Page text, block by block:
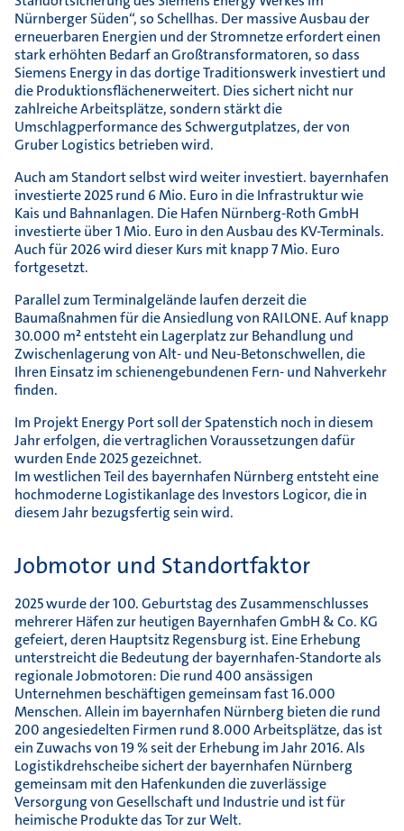
Nürnberger Süden“, so Schellhas. Der massive Ausbau der
erneuerbaren Energien und der Stromnetze erfordert einen
stark erhöhten Bedarf an Großtransformatoren, so dass
Siemens Energy in das dortige Traditionswerk investiert und
die Produktionsflächenerweitert. Dies sichert nicht nur
zahlreiche Arbeitsplätze, sondern stärkt die
Umschlagperformance des Schwergutplatzes, der von
Gruber Logistics betrieben wird.
Auch am Standort selbst wird weiter investiert. bayernhafen
investierte 2025 rund 6 Mio. Euro in die Infrastruktur wie
Kais und Bahnanlagen. Die Hafen Nürnberg-Roth GmbH
investierte über 1 Mio. Euro in den Ausbau des KV-Terminals.
Auch für 2026 wird dieser Kurs mit knapp 7 Mio. Euro
fortgesetzt.
Parallel zum Terminalgelände laufen derzeit die
Baumaßnahmen für die Ansiedlung von RAILONE. Auf knapp
30.000 m² entsteht ein Lagerplatz zur Behandlung und
Zwischenlagerung von Alt- und Neu-Betonschwellen, die
Ihren Einsatz im schienengebundenen Fern- und Nahverkehr
finden.
Im Projekt Energy Port soll der Spatenstich noch in diesem
Jahr erfolgen, die vertraglichen Voraussetzungen dafür
wurden Ende 2025 gezeichnet.
Im westlichen Teil des bayernhafen Nürnberg entsteht eine
hochmoderne Logistikanlage des Investors Logicor, die in
diesem Jahr bezugsfertig sein wird.
Jobmotor und Standortfaktor
2025 wurde der 100. Geburtstag des Zusammenschlusses
mehrerer Häfen zur heutigen Bayernhafen GmbH & Co. KG
gefeiert, deren Hauptsitz Regensburg ist. Eine Erhebung
unterstreicht die Bedeutung der bayernhafen-Standorte als
regionale Jobmotoren: Die rund 400 ansässigen
Unternehmen beschäftigen gemeinsam fast 16.000
Menschen. Allein im bayernhafen Nürnberg bieten die rund
200 angesiedelten Firmen rund 8.000 Arbeitsplätze, das ist
ein Zuwachs von 19 % seit der Erhebung im Jahr 2016. Als
Logistikdrehscheibe sichert der bayernhafen Nürnberg
gemeinsam mit den Hafenkunden die zuverlässige
Versorgung von Gesellschaft und Industrie und ist für
heimische Produkte das Tor zur Welt.